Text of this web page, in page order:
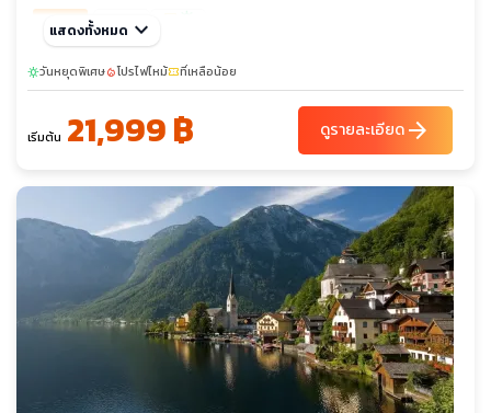
ต.ค. 69
11-14 sunny
แสดงทั้งหมด keyboard_arrow_down
sunnyวันหยุดพิเศษlocal_fire_departmentโปรไฟไหม้confirmation_numberที่เหลือน้อย
เริ่มต้น 21,999 ฿ ดูรายละเอียดarrow_forward